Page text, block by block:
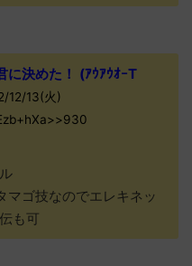
に決めた！ (ｱｳｱｳｵｰT
12/13(火)
ゴ技なのでエレキネッ
も可